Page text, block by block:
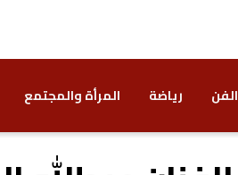
الفن رياضة ‏المرأة والمجتمع